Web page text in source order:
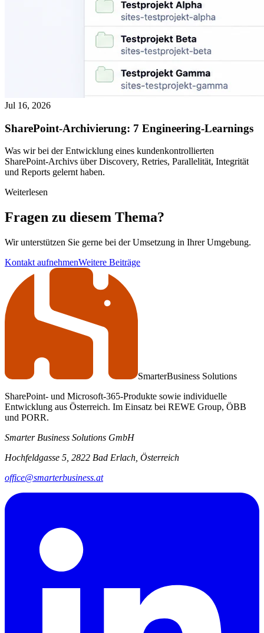
Jul 16, 2026
SharePoint-Archivierung: 7 Engineering-Learnings
Was wir bei der Entwicklung eines kundenkontrollierten
SharePoint-Archivs über Discovery, Retries, Parallelität, Integrität
und Reports gelernt haben.
Weiterlesen
Fragen zu diesem Thema?
Wir unterstützen Sie gerne bei der Umsetzung in Ihrer Umgebung.
Kontakt aufnehmenWeitere Beiträge
SmarterBusiness Solutions
SharePoint- und Microsoft-365-Produkte sowie individuelle
Entwicklung aus Österreich. Im Einsatz bei REWE Group, ÖBB
und PORR.
Smarter Business Solutions GmbH
Hochfeldgasse 5, 2822 Bad Erlach, Österreich
office@smarterbusiness.at